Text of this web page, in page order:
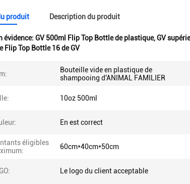
produit Description du produit
évidence: GV 500ml Flip Top Bottle de plastique,GV
Flip Top Bottle 16 de GV
Bouteille vide en plastique de
shampooing d'ANIMAL FAMILIER
10oz 500ml
En est correct
éligibles
60cm*40cm*50cm
Le logo du client acceptable